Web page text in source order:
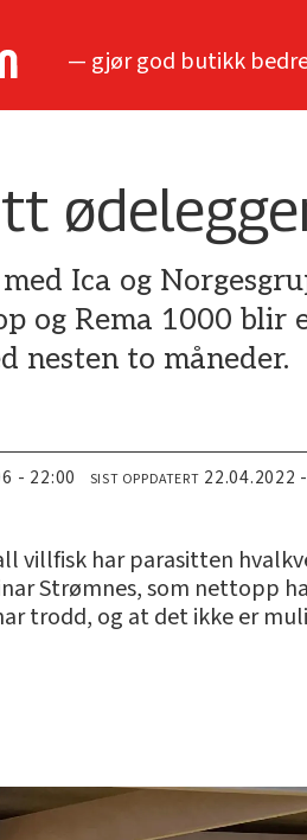
— gjør god butikk
Ica og
og Rema 1000
nesten to måneder.
- 22:00 SIST OPPDATERT 22.04.2022
villfisk har parasitten
Strømnes, som nettopp
trodd, og at det ikke er